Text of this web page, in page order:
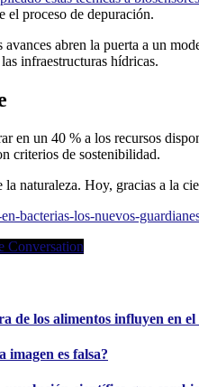
el proceso de depuración.
abren la puerta a un
infraestructuras hídricas.
en un 40 % a los recursos
criterios de sostenibilidad.
naturaleza. Hoy, gracias a la
bacterias-los-nuevos-
Conversation
de los alimentos influyen en el
imagen es falsa?